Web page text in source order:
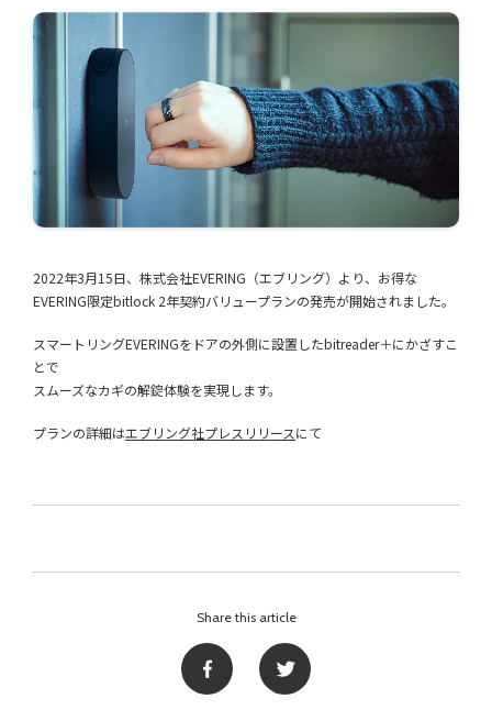
2022年3月15日、株式会社EVERING（エブリング）より、お得な
EVERING限定bitlock 2年契約バリュープランの発売が開始されました。
スマートリングEVERINGをドアの外側に設置したbitreader＋にかざすこ
とで
スムーズなカギの解錠体験を実現します。
プランの詳細はエブリング社プレスリリースにて
Share this article